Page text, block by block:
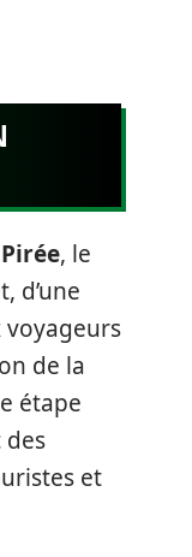
Pirée, le
d’une
voyageurs
de la
étape
des
et